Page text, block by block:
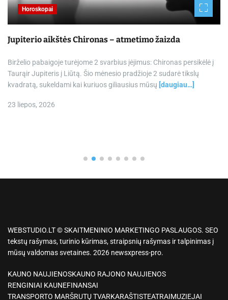
Horoskopai
Jupiterio aikštės Chironas – atmetimo žaizda
Birželio pabaigoje turėjome 2 svarbius įėjimus: Chironas persikėlė į
Taurąir Jupiteris į Liūtą. Šio mėnesio pradžioje 2 sudarė tikslų
kvadratą, sukeldami kai kuriuos giliausius mūsų [daugiau…]
23 liepos, 2026
WEBSTUDIO.LT © SKAITMENINIO MARKETINGO PASLAUGOS. SEO
tekstų rašymas, turinio kūrimas, straipsnių rašymas ir talpinimas į
mūsų valdomas svetaines. 2026 newsxpress-pro.
KAUNO NAUJIENOSKAUNO RAJONO NAUJIENOS
RENGINIAI KAUNEFINANSAI
TRANSPORTO MARŠRUTŲ TVARKARAŠTISTEATRAIMUZIEJAI